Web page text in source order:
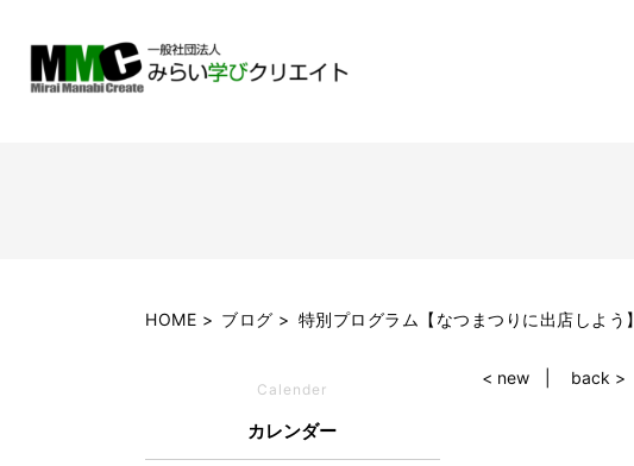
HOME ブログ 特別プログラム【なつまつりに出店しよう】
< new back >
Calender
カレンダー